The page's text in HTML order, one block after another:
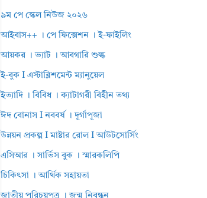
৯ম পে স্কেল নিউজ ২০২৬
আইবাস++ । পে ফিক্সেশন । ই-ফাইলিং
আয়কর । ভ্যাট । আবগারি শুল্ক
ই-বুক I এস্টাব্লিশমেন্ট ম্যানুয়েল
ইত্যাদি । বিবিধ । ক্যাটাগরী বিহীন তথ্য
ঈদ বোনাস I নববর্ষ । দূর্গাপূজা
উন্নয়ন প্রকল্প I মাষ্টার রোল I আউটসোর্সিং
এসিআর । সার্ভিস বুক । স্মারকলিপি
চিকিৎসা । আর্থিক সহায়তা
জাতীয় পরিচয়পত্র । জন্ম নিবন্ধন